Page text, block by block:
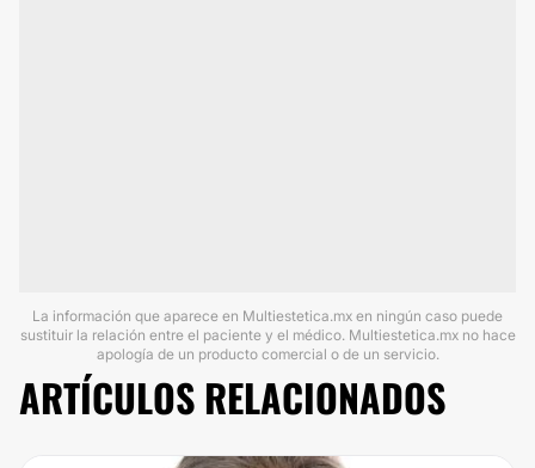
La información que aparece en Multiestetica.mx en ningún caso puede
sustituir la relación entre el paciente y el médico. Multiestetica.mx no hace
apología de un producto comercial o de un servicio.
ARTÍCULOS RELACIONADOS